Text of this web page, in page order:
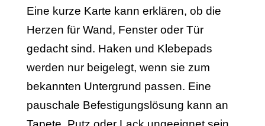
Eine kurze Karte kann erklären, ob die
Herzen für Wand, Fenster oder Tür
gedacht sind. Haken und Klebepads
werden nur beigelegt, wenn sie zum
bekannten Untergrund passen. Eine
pauschale Befestigungslösung kann an